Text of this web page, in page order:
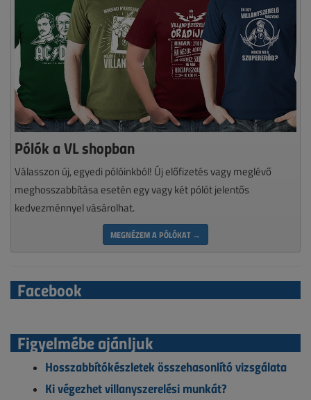
Pólók a VL shopban
Válasszon új, egyedi pólóinkból! Új előfizetés vagy meglévő
meghosszabbítása esetén egy vagy két pólót jelentős
kedvezménnyel vásárolhat.
MEGNÉZEM A PÓLÓKAT →
Facebook
Figyelmébe ajánljuk
Hosszabbítókészletek összehasonlító vizsgálata
Ki végezhet villanyszerelési munkát?